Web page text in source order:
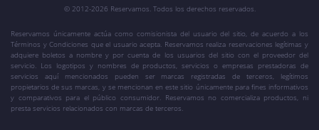
© 2012-2026 Reservamos. Todos los derechos reservados.
Reservamos únicamente actúa como comisionista del usuario del sitio, de acuerdo a los
Términos y Condiciones que el usuario acepta. Reservamos realiza reservaciones legítimas y
adquiere boletos a nombre y por cuenta de los usuarios del sitio con el proveedor del
servicio. Los logotipos y nombres de productos, servicios o empresas prestadoras de
servicios aquí mencionados pueden ser marcas registradas de terceros, legítimos
propietarios de sus marcas, y se mencionan en este sitio únicamente para fines informativos
y comparativos para el público consumidor. Reservamos no comercializa productos, ni
presta servicios relacionados con marcas de terceros.